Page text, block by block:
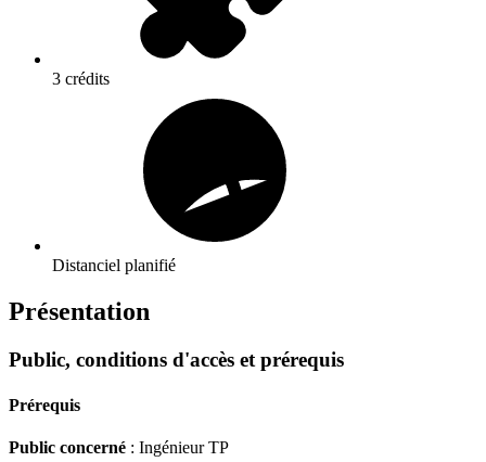
3 crédits
Distanciel planifié
Présentation
Public, conditions d'accès et prérequis
Prérequis
Public concerné : Ingénieur TP